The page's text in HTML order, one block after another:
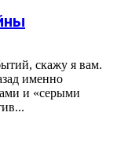
скажу я вам.
именно
и «серыми